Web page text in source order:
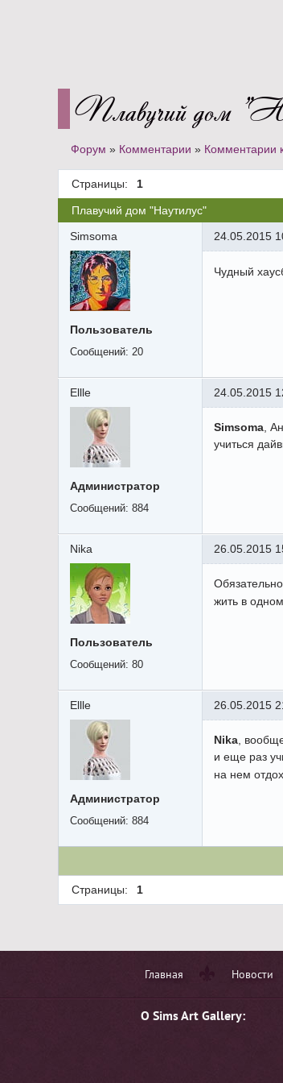
Плавучий дом
Форум » Комментарии » Комментарии
Страницы: 1
Плавучий дом "Наутилус"
Simsoma
Пользователь
Сообщений: 20
24.05.2015
Чудный
Ellle
Администратор
Сообщений: 884
24.05.2015
Simsoma,
учиться
Nika
Пользователь
Сообщений: 80
26.05.2015
жить в
Ellle
Администратор
Сообщений: 884
26.05.2015
Nika,
и еще раз
на нем
Страницы: 1
Главная Новости
О Sims Art Gallery: